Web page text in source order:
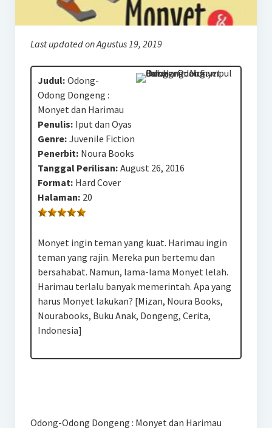
Last updated on Agustus 19, 2019
Judul: Odong-
Odong Dongeng :
Monyet dan Harimau
Penulis: Iput dan Oyas
Genre: Juvenile Fiction
Penerbit: Noura Books
Tanggal Perilisan: August 26, 2016
Format: Hard Cover
Halaman: 20
Monyet ingin teman yang kuat. Harimau ingin
teman yang rajin. Mereka pun bertemu dan
bersahabat. Namun, lama-lama Monyet lelah.
Harimau terlalu banyak memerintah. Apa yang
harus Monyet lakukan? [Mizan, Noura Books,
Nourabooks, Buku Anak, Dongeng, Cerita,
Indonesia]
Odong-Odong Dongeng : Monyet dan Harimau